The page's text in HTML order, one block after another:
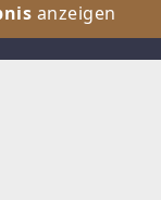
anzeigen